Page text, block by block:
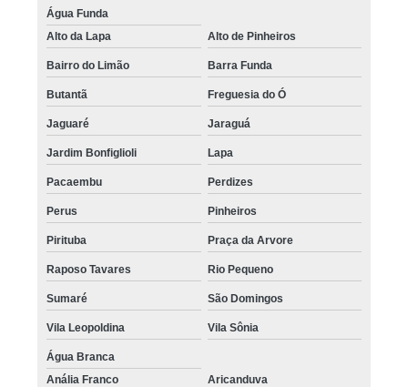
Água Funda
Alto da Lapa
Alto de Pinheiros
Bairro do Limão Barra Funda
Butantã Freguesia do Ó
Jaguaré Jaraguá
Jardim Bonfiglioli Lapa
Pacaembu Perdizes
Perus Pinheiros
Pirituba Praça da Arvore
Raposo Tavares Rio Pequeno
Sumaré São Domingos
Vila Leopoldina Vila Sônia
Água Branca
Anália Franco
Aricanduva